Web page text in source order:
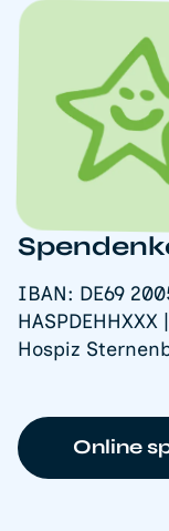
IBAN: DE69
Hospiz
Online